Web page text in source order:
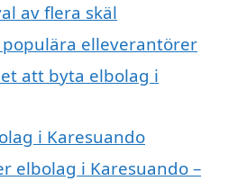
av flera skäl
elleverantörer
att byta elbolag i
i Karesuando
elbolag i Karesuando –